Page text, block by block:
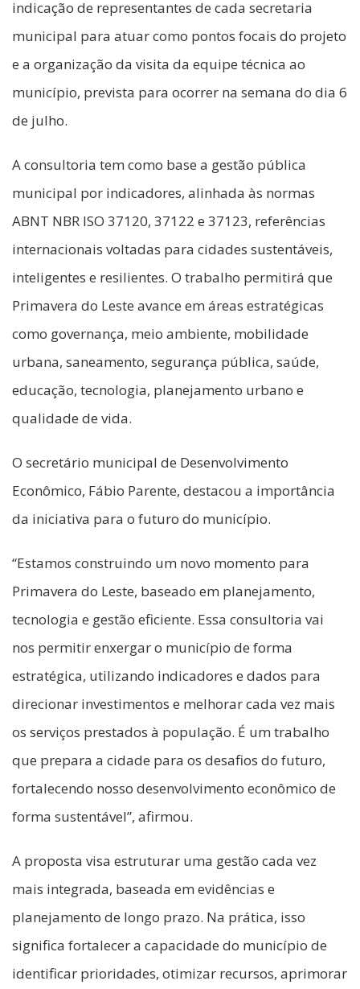
indicação de representantes de cada secretaria
municipal para atuar como pontos focais do projeto
e a organização da visita da equipe técnica ao
município, prevista para ocorrer na semana do dia 6
de julho.
A consultoria tem como base a gestão pública
municipal por indicadores, alinhada às normas
ABNT NBR ISO 37120, 37122 e 37123, referências
internacionais voltadas para cidades sustentáveis,
inteligentes e resilientes. O trabalho permitirá que
Primavera do Leste avance em áreas estratégicas
como governança, meio ambiente, mobilidade
urbana, saneamento, segurança pública, saúde,
educação, tecnologia, planejamento urbano e
qualidade de vida.
O secretário municipal de Desenvolvimento
Econômico, Fábio Parente, destacou a importância
da iniciativa para o futuro do município.
“Estamos construindo um novo momento para
Primavera do Leste, baseado em planejamento,
tecnologia e gestão eficiente. Essa consultoria vai
nos permitir enxergar o município de forma
estratégica, utilizando indicadores e dados para
direcionar investimentos e melhorar cada vez mais
os serviços prestados à população. É um trabalho
que prepara a cidade para os desafios do futuro,
fortalecendo nosso desenvolvimento econômico de
forma sustentável”, afirmou.
A proposta visa estruturar uma gestão cada vez
mais integrada, baseada em evidências e
planejamento de longo prazo. Na prática, isso
significa fortalecer a capacidade do município de
identificar prioridades, otimizar recursos, aprimorar